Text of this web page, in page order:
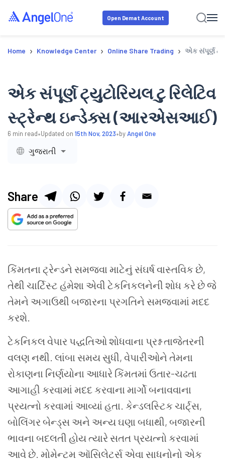
Open Demat Account
Home › Knowledge Center › Online Share Trading › એક સંપૂર્ણ
એક સંપૂર્ણ ટ્યુટોરિયલ ટુ રિલેટિવ
સ્ટ્રેન્થ ઇન્ડેક્સ (આરએસઆઈ)
6 min read•Updated on 15th Nov, 2023•byAngel One
ગુજરાતી
Share
કિંમતના ટ્રેન્ડને સમજવા માટેનું સંઘર્ષવાસ્તવિક છે,
તેથી ચાર્ટિસ્ટ હંમેશા એવી ટેકનિકલનેની શોધ કરે છેજે
તેમને અગાઉથી બજારના પ્રગતિને સમજવામાં મદદ
કરશે.
ટેકનિકલવેપાર પદ્ધતિઓશોધવાના પ્રશ્નતાજેતરની
વલણનથી. લાંબા સમય સુધી, વેપારીઓને તેમના
રોકાણના નિર્ણયોના આધારે કિંમતમાં ઉતાર-ચઢતા
આગાહી કરવામાં મદદકરવાના માર્ગોબનાવવાના
પ્રયત્નો કરવામાં આવ્યાં હતા. કેન્ડલસ્ટિકચાર્ટ્સ,
બોલિંગરબેન્ડ્સ અને અન્યઘણા બધાથી, બજારની
ભાવના બદલતી હોયત્યારે સતત પ્રયત્નો કરવામાં
આવે છે. મોમેન્ટમ ઑસિલેટર્સ એવા સાધનોનો એક